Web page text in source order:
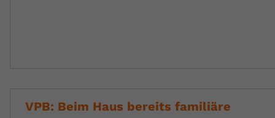
VPB: Beim Haus bereits familiäre